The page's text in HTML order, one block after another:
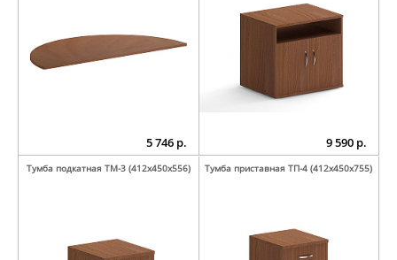
5 746 р. 9 590 р.
Тумба подкатная ТМ-3 (412х450х556) Тумба приставная ТП-4 (412х450х755)